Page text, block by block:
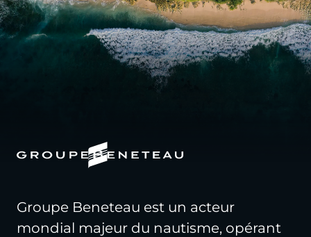
Groupe Beneteau est un acteur
mondial majeur du nautisme, opérant